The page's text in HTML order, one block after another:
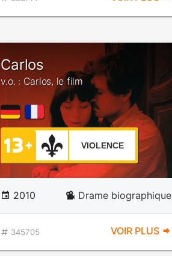
Carlos
v.o. : Carlos, le film
VIOLENCE
2010 Drame biographique
345705 VOIR PLUS